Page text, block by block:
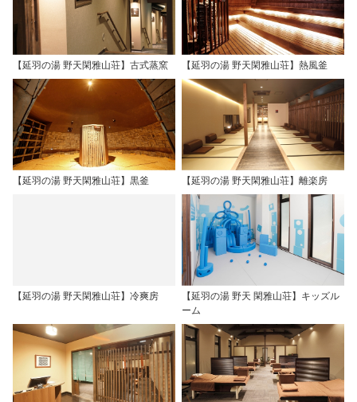
【延羽の湯 野天閑雅山荘】古式蒸窯 【延羽の湯 野天閑雅山荘】熱風釜
【延羽の湯 野天閑雅山荘】黒釜 【延羽の湯 野天閑雅山荘】離楽房
【延羽の湯 野天閑雅山荘】冷爽房
【延羽の湯 野天 閑雅山荘】キッズル
ーム